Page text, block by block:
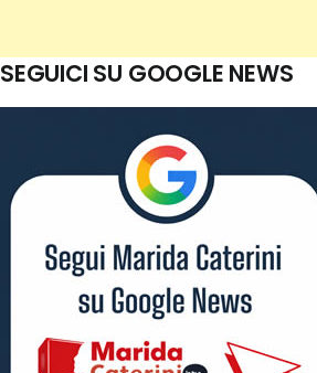
SEGUICI SU GOOGLE NEWS